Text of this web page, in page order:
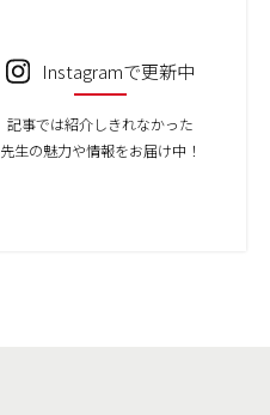
Instagramで更新中
記事では紹介しきれなかった
先生の魅力や情報をお届け中！